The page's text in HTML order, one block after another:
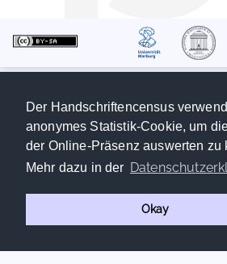
Der Handschriftencensus
anonymes Statistik-Cookie, um
der Online-Präsenz auswerten zu
Mehr dazu in der
Okay